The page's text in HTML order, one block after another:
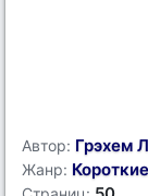
Автор: Грэхем
Жанр: